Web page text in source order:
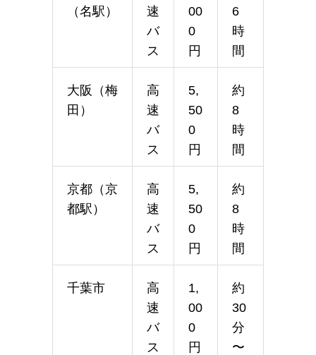
（名駅）
速
バ
ス
00
0
円
6
時
間
大阪（梅
田）
高
速
バ
ス
5,
50
0
円
約
8
時
間
京都（京
都駅）
高
速
バ
ス
5,
50
0
円
約
8
時
間
千葉市
高
速
バ
ス
1,
00
0
円
約
30
分
〜